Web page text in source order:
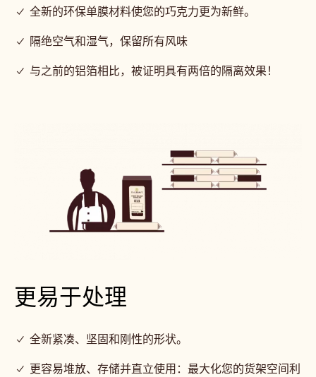
✓ 全新的环保单膜材料使您的巧克力更为新鲜。
✓ 隔绝空气和湿气，保留所有风味
✓ 与之前的铝箔相比，被证明具有两倍的隔离效果！
更易于处理
✓ 全新紧凑、坚固和刚性的形状。
✓ 更容易堆放、存储并直立使用：最大化您的货架空间利